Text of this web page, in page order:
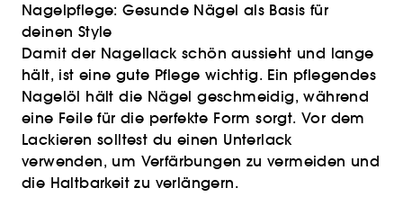
Nagelpflege: Gesunde Nägel als Basis für
deinen Style
Damit der Nagellack schön aussieht und lange
hält, ist eine gute Pflege wichtig. Ein pflegendes
Nagelöl hält die Nägel geschmeidig, während
eine Feile für die perfekte Form sorgt. Vor dem
Lackieren solltest du einen Unterlack
verwenden, um Verfärbungen zu vermeiden und
die Haltbarkeit zu verlängern.